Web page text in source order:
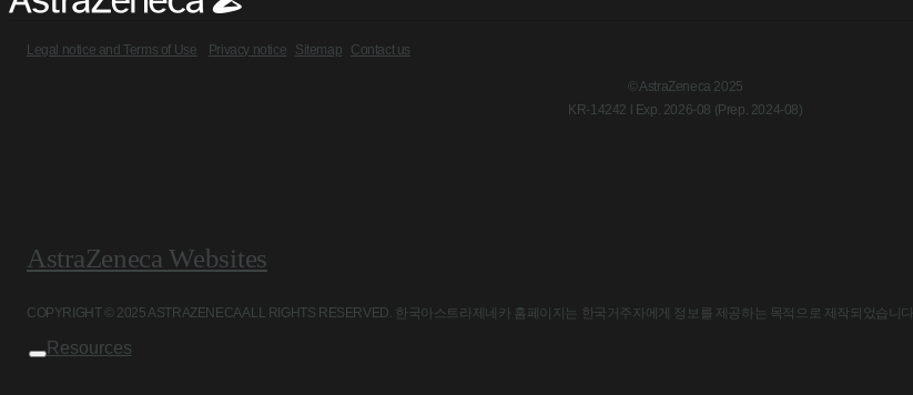
Legal notice and Terms of Use Privacy notice Sitemap Contact us
© AstraZeneca 2025
KR-14242 l Exp. 2026-08 (Prep. 2024-08)
AstraZeneca Websites
COPYRIGHT © 2025 ASTRAZENECA ALL RIGHTS RESERVED. 한국아스트라제네카 홈페이지는 한국거주자에게 정보를 제공하는 목적으로 제작되었습니다.
Resources